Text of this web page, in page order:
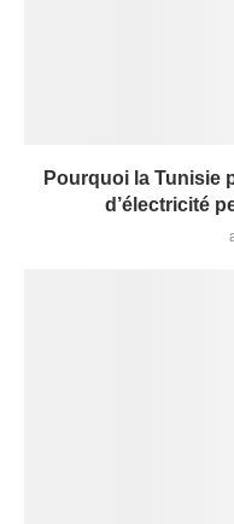
Pourquoi la Tunisie
d’électricité